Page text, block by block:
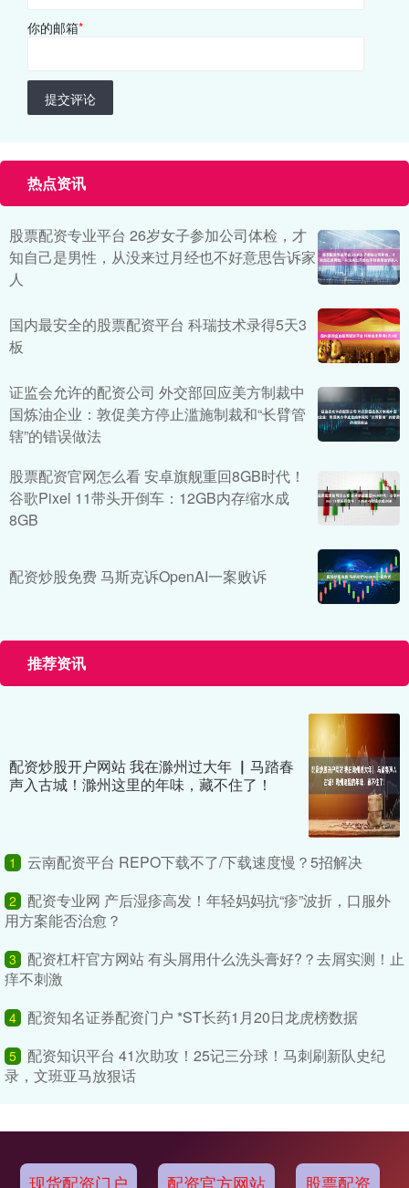
你的邮箱*
提交评论
热点资讯
股票配资专业平台 26岁女子参加公司体检，才
知自己是男性，从没来过月经也不好意思告诉家
人
国内最安全的股票配资平台 科瑞技术录得5天3
板
证监会允许的配资公司 外交部回应美方制裁中
国炼油企业：敦促美方停止滥施制裁和“长臂管
辖”的错误做法
股票配资官网怎么看 安卓旗舰重回8GB时代！
谷歌Pixel 11带头开倒车：12GB内存缩水成
8GB
配资炒股免费 马斯克诉OpenAI一案败诉
推荐资讯
配资炒股开户网站 我在滁州过大年 ▏马踏春
声入古城！滁州这里的年味，藏不住了！
1 云南配资平台 REPO下载不了/下载速度慢？5招解决
2
配资专业网 产后湿疹高发！年轻妈妈抗“疹”波折，口服外
用方案能否治愈？
3
配资杠杆官方网站 有头屑用什么洗头膏好?？去屑实测！止
痒不刺激
4 配资知名证券配资门户 *ST长药1月20日龙虎榜数据
5
配资知识平台 41次助攻！25记三分球！马刺刷新队史纪
录，文班亚马放狠话
现货配资门户 配资官方网站 股票配资